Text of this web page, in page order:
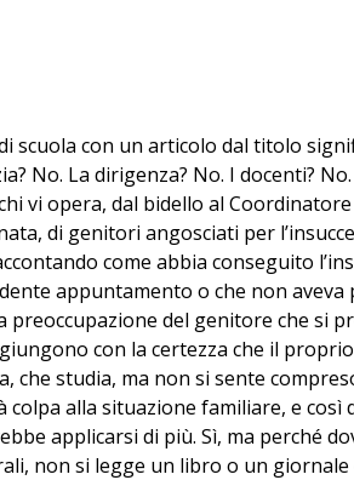
scuola con un articolo dal titolo
No. La dirigenza? No. I docenti?
vi opera, dal bidello al
di genitori angosciati per
come abbia conseguito
appuntamento o che non aveva
del genitore che si
con la certezza che il
studia, ma non si sente
alla situazione familiare, e così
applicarsi di più. Sì, ma perché
non si legge un libro o un